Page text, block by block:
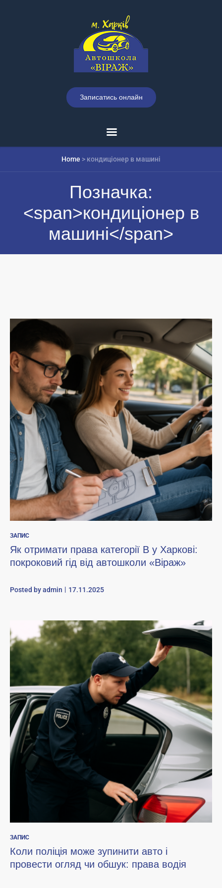
Записатись онлайн
Home > кондиціонер в машині
Позначка:
<span>кондиціонер в
машині</span>
ЗАПИС
Як отримати права категорії B у Харкові:
покроковий гід від автошколи «Віраж»
Posted byadmin 17.11.2025
ЗАПИС
Коли поліція може зупинити авто і
провести огляд чи обшук: права водія